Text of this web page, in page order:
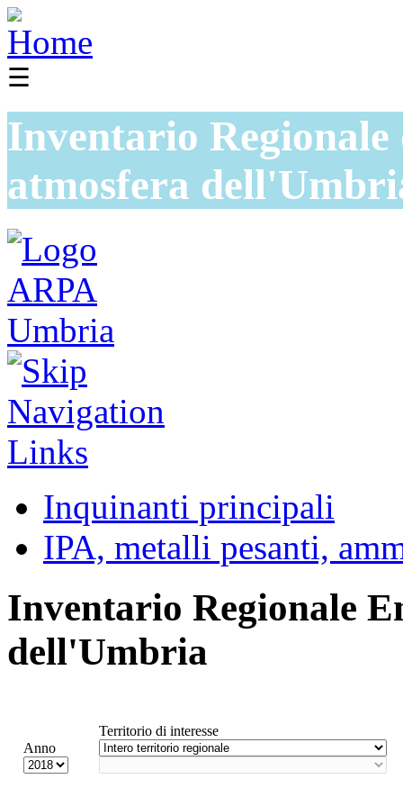
☰
Inventario
atmosfera
Inquinanti principali
IPA, metalli pesanti,
Inventario Regionale
dell'Umbria
Anno
Territorio di interesse